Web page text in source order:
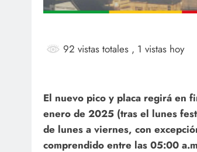
92 vistas totales , 1 vistas hoy
El nuevo pico y placa regirá en
enero de 2025 (tras el lunes
de lunes a viernes, con
comprendido entre las 05:00